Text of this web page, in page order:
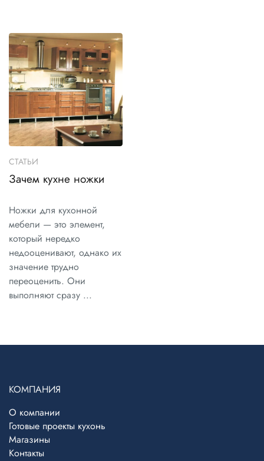
СТАТЬИ
Зачем кухне ножки
Ножки для кухонной
мебели — это элемент,
который нередко
недооценивают, однако их
значение трудно
переоценить. Они
выполняют сразу ...
КОМПАНИЯ
О компании
Готовые проекты кухонь
Магазины
Контакты